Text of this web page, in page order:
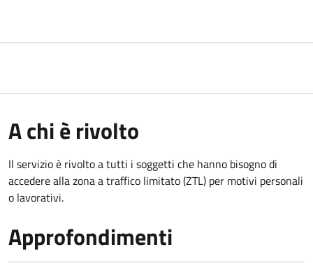
A chi è rivolto
Il servizio è rivolto a tutti i soggetti che hanno bisogno di
accedere alla zona a traffico limitato (ZTL) per motivi personali
o lavorativi.
Approfondimenti